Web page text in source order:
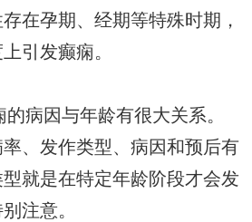
在孕期、经期等特殊时期，
引发癫痫。
病因与年龄有很大关系。
、发作类型、病因和预后有
就是在特定年龄阶段才会发
注意。